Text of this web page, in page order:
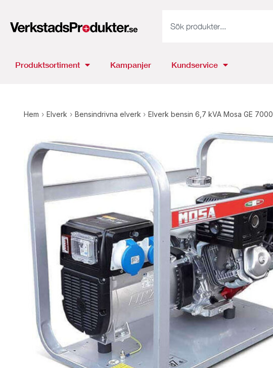
Produktsortiment Kampanjer Kundservice
Hem › Elverk › Bensindrivna elverk › Elverk bensin 6,7 kVA Mosa GE